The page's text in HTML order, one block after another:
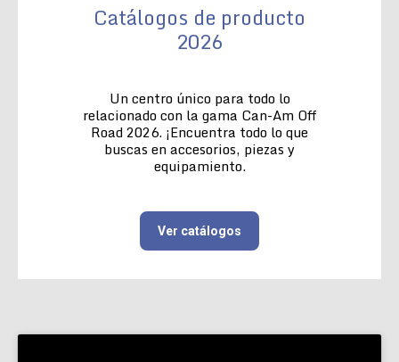
Catálogos de producto
2026
Un centro único para todo lo
relacionado con la gama Can-Am Off
Road 2026. ¡Encuentra todo lo que
buscas en accesorios, piezas y
equipamiento.
Ver catálogos